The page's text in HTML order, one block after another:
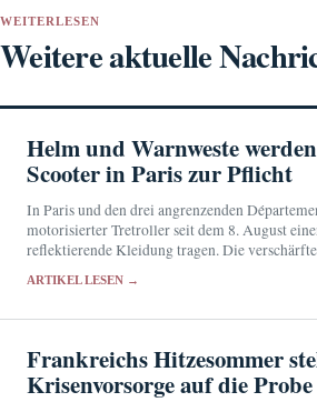
WEITERLESEN
Weitere aktuelle
Helm und Warnweste
Scooter in Paris zur Pflicht
In Paris und den drei angrenzenden
motorisierter Tretroller seit dem 8. August
reflektierende Kleidung tragen. Die
ARTIKEL LESEN →
Frankreichs Hitzesommer
Krisenvorsorge auf die Probe